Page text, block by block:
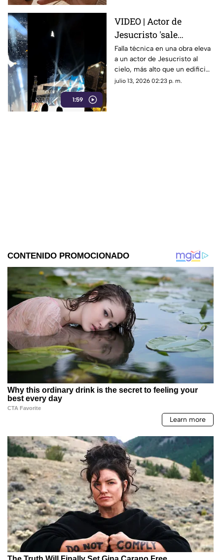
1:59
VIDEO | Actor de
Jesucristo 'sale
volando' al cielo por
falla técnica en plena
obra
Falla técnica en una obra eleva
a un actor de Jesucristo al
cielo, más alto que un edificio.
El video es viral por su
julio 13, 2026 02:23 p. m.